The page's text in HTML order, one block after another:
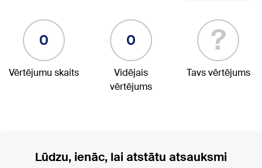
0
Vērtējumu skaits
0
Vidējais
vērtējums
?
Tavs vērtējums
Lūdzu, ienāc, lai atstātu atsauksmi